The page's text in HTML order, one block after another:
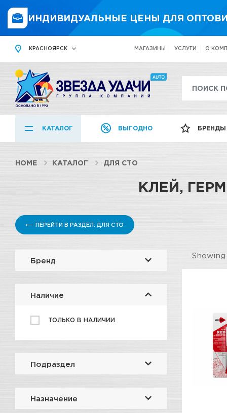
ИНДИВИДУАЛЬНЫЕ ЦЕНЫ ДЛЯ
КРАСНОЯРСК МАГАЗИНЫ УСЛУГИ О
КАТАЛОГ ВЫГОДНО БРЕНДЫ
HOME КАТАЛОГ ДЛЯ СТО
КЛЕЙ,
⟵ ПЕРЕЙТИ В РАЗДЕЛ: ДЛЯ СТО
Бренд
Наличие
ТОЛЬКО В НАЛИЧИИ
Подраздел
Назначение